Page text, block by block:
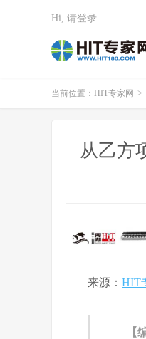
Hi, 请登录
当前位置： HIT专家网 >
从乙方
来源： HIT
【